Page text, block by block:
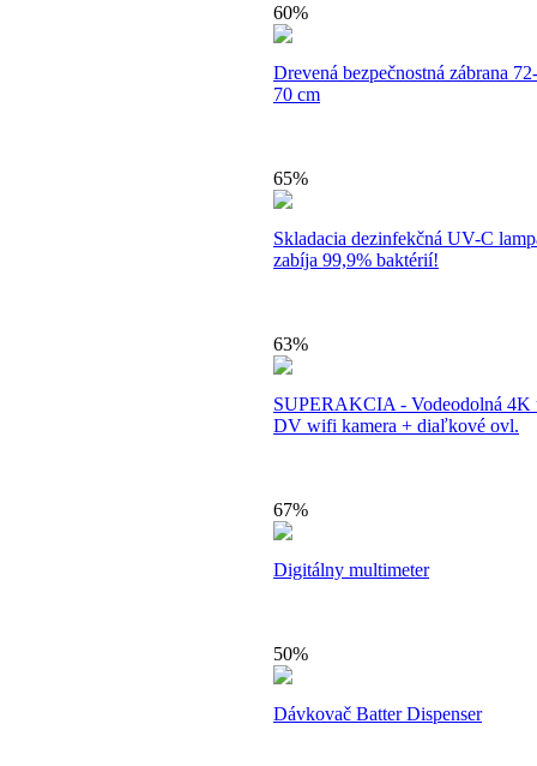
60%
Drevená bezpečnostná zábrana
70 cm
65%
Skladacia dezinfekčná UV-C
zabíja 99,9% baktérií!
63%
SUPERAKCIA - Vodeodolná 4K
DV wifi kamera + diaľkové ovl.
67%
Digitálny multimeter
50%
Dávkovač Batter Dispenser